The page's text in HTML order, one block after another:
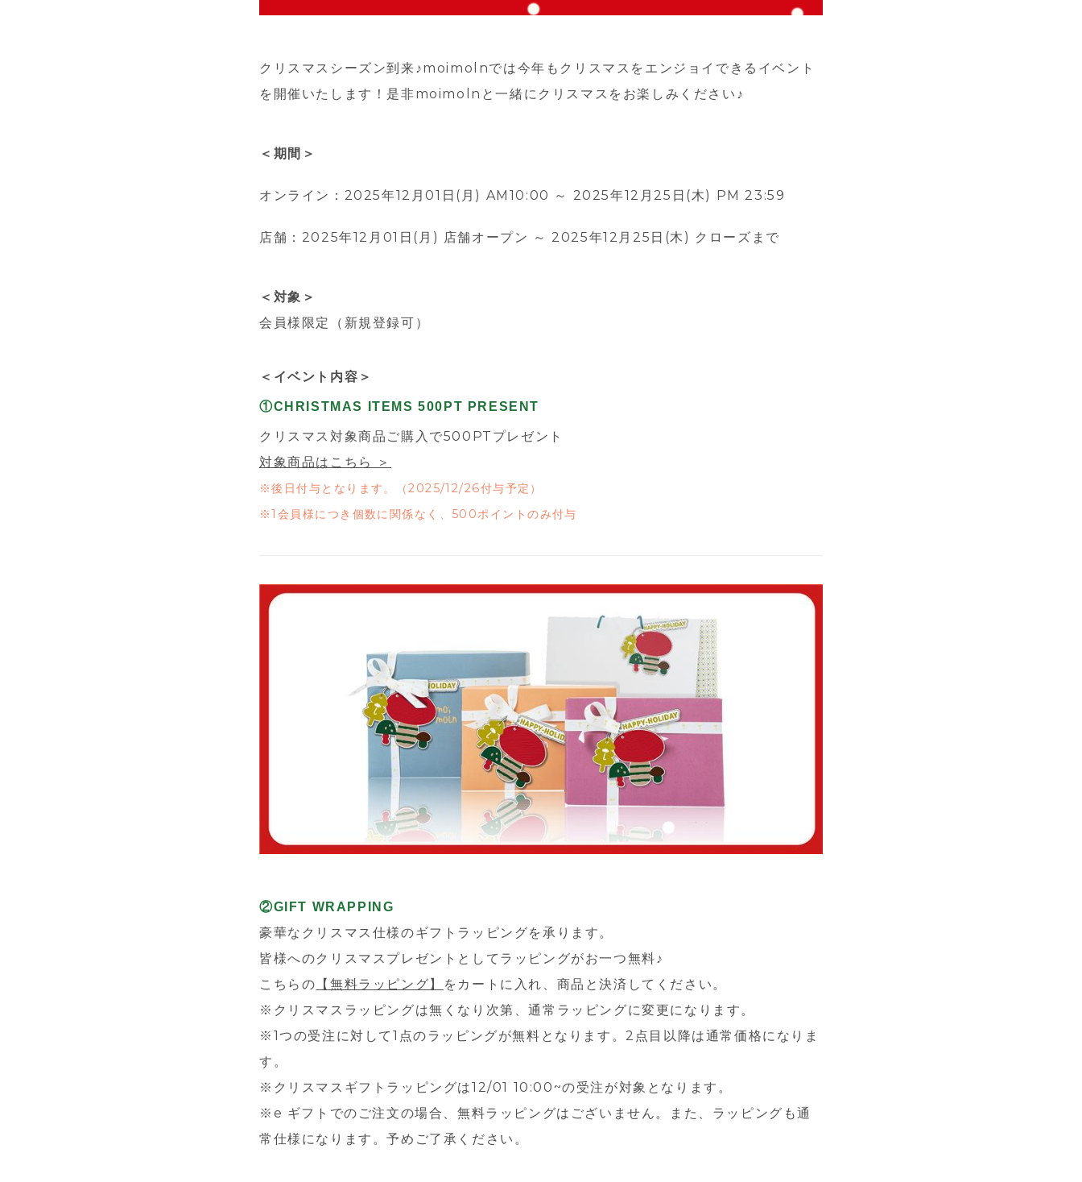
クリスマスシーズン到来♪moimolnでは今年もクリスマスをエンジョイできるイベント
を開催いたします！是非moimolnと一緒にクリスマスをお楽しみください♪
＜期間＞
オンライン：2025年12月01日(月) AM10:00 ～ 2025年12月25日(木) PM 23:59
店舗： 2025年12月01日(月) 店舗オープン ～ 2025年12月25日(木) クローズまで
＜対象＞
会員様限定（新規登録可）
＜イベント内容＞
①CHRISTMAS ITEMS 500PT PRESENT
クリスマス対象商品ご購入で500PTプレゼント
対象商品はこちら ＞
※後日付与となります。（2025/12/26付与予定）
※1会員様につき個数に関係なく、500ポイントのみ付与
②GIFT WRAPPING
豪華なクリスマス仕様のギフトラッピングを承ります。
皆様へのクリスマスプレゼントとしてラッピングがお一つ無料♪
こちらの 【無料ラッピング】
をカートに入れ、商品と決済してください。
※クリスマスラッピングは無くなり次第、通常ラッピングに変更になります。
※1つの受注に対して1点のラッピングが無料となります。2点目以降は通常価格になりま
す。
※クリスマスギフトラッピングは12/01 10:00~の受注が対象となります。
※e ギフトでのご注文の場合、無料ラッピングはございません。また、ラッピングも通
常仕様になります。予めご了承ください。